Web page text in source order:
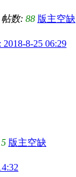
帖数: 88 版主空缺
8-25 06:29
版主空缺